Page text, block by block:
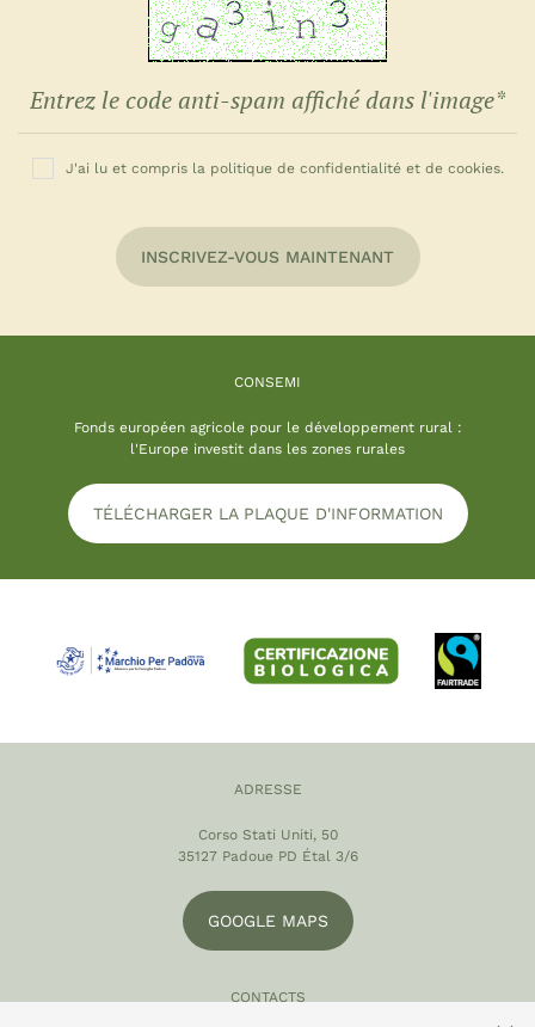
J'ai lu et compris la politique de confidentialité et de cookies.
INSCRIVEZ-VOUS MAINTENANT
CONSEMI
Fonds européen agricole pour le développement rural :
l'Europe investit dans les zones rurales
TÉLÉCHARGER LA PLAQUE D'INFORMATION
ADRESSE
Corso Stati Uniti, 50
35127 Padoue PD Étal 3/6
GOOGLE MAPS
CONTACTS